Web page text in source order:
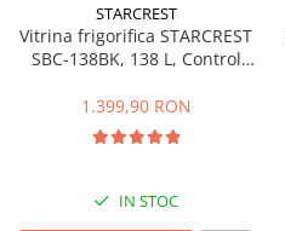
Plite incorporabile
Masini spalat vase
Plite standard
Vitrine frigorifice
STARCREST
Vitrina frigorifica STARCREST
SBC-138BK, 138 L, Control
cm, Negru
1.399,90 RON
IN STOC